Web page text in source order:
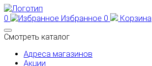
0 Избранное 0
Корзина
Смотреть каталог
Адреса магазинов
Акции